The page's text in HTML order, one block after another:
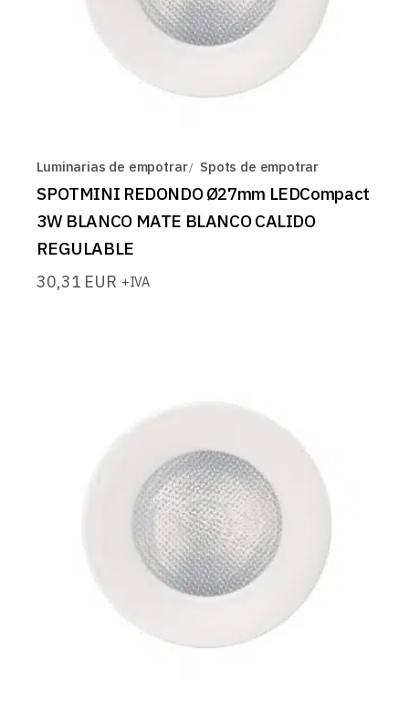
Luminarias de empotrar Spots de empotrar
SPOTMINI REDONDO Ø27mm LEDCompact
3W BLANCO MATE BLANCO CALIDO
REGULABLE
30,31 EUR +IVA